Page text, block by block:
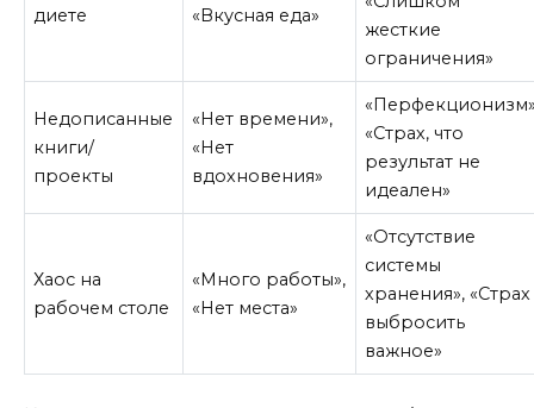
диете
«Вкусная еда»
жесткие
ограничения»
Недописанные
книги/
проекты
«Нет времени»,
«Нет
вдохновения»
«Страх, что
результат не
идеален»
Хаос на
рабочем столе
«Много работы»,
«Нет места»
«Отсутствие
системы
хранения», «Страх
выбросить
важное»